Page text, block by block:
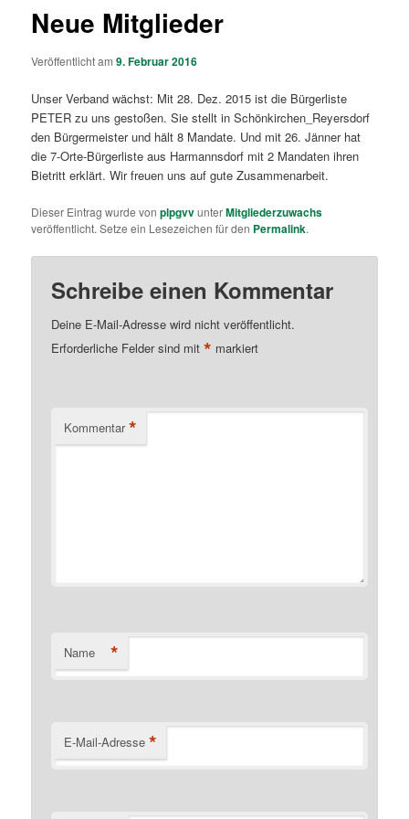
Neue Mitglieder
Veröffentlicht am9. Februar 2016
Unser Verband wächst: Mit 28. Dez. 2015 ist die Bürgerliste
PETER zu uns gestoßen. Sie stellt in Schönkirchen_Reyersdorf
den Bürgermeister und hält 8 Mandate. Und mit 26. Jänner hat
die 7-Orte-Bürgerliste aus Harmannsdorf mit 2 Mandaten ihren
Bietritt erklärt. Wir freuen uns auf gute Zusammenarbeit.
Dieser Eintrag wurde vonplpgvvunterMitgliederzuwachs
veröffentlicht. Setze ein Lesezeichen für den Permalink.
Schreibe einen Kommentar
Deine E-Mail-Adresse wird nicht veröffentlicht.
Erforderliche Felder sind mit* markiert
Kommentar *
Name *
E-Mail-Adresse *